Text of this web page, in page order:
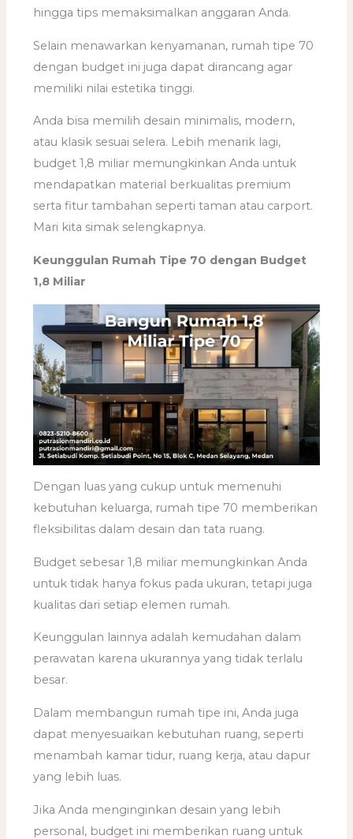
hingga tips memaksimalkan anggaran Anda.
Selain menawarkan kenyamanan, rumah tipe 70
dengan budget ini juga dapat dirancang agar
memiliki nilai estetika tinggi.
Anda bisa memilih desain minimalis, modern,
atau klasik sesuai selera. Lebih menarik lagi,
budget 1,8 miliar memungkinkan Anda untuk
mendapatkan material berkualitas premium
serta fitur tambahan seperti taman atau carport.
Mari kita simak selengkapnya.
Keunggulan Rumah Tipe 70 dengan Budget
1,8 Miliar
Dengan luas yang cukup untuk memenuhi
kebutuhan keluarga, rumah tipe 70 memberikan
fleksibilitas dalam desain dan tata ruang.
Budget sebesar 1,8 miliar memungkinkan Anda
untuk tidak hanya fokus pada ukuran, tetapi juga
kualitas dari setiap elemen rumah.
Keunggulan lainnya adalah kemudahan dalam
perawatan karena ukurannya yang tidak terlalu
besar.
Dalam membangun rumah tipe ini, Anda juga
dapat menyesuaikan kebutuhan ruang, seperti
menambah kamar tidur, ruang kerja, atau dapur
yang lebih luas.
Jika Anda menginginkan desain yang lebih
personal, budget ini memberikan ruang untuk